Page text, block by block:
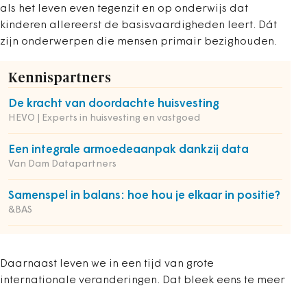
als het leven even tegenzit en op onderwijs dat
kinderen allereerst de basisvaardigheden leert. Dát
zijn onderwerpen die mensen primair bezighouden.
Kennispartners
De kracht van doordachte huisvesting
HEVO | Experts in huisvesting en vastgoed
Een integrale armoedeaanpak dankzij data
Van Dam Datapartners
Samenspel in balans: hoe hou je elkaar in positie?
&BAS
Daarnaast leven we in een tijd van grote
internationale veranderingen. Dat bleek eens te meer